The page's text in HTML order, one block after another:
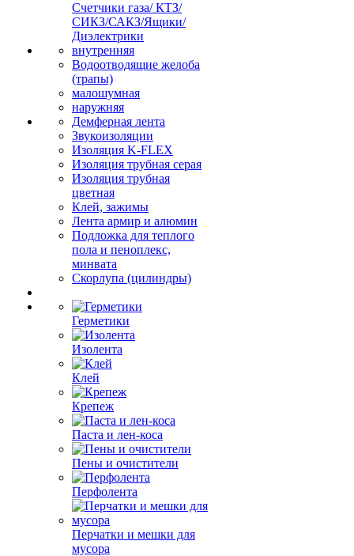
Счетчики газа/ КТЗ/
СИКЗ/САКЗ/Ящики/
Диэлектрики
внутренняя
Водоотводящие желоба
(трапы)
малошумная
наружняя
Демферная лента
Звукоизоляции
Изоляция K-FLEX
Изоляция трубная серая
Изоляция трубная
цветная
Клей, зажимы
Лента армир и алюмин
Подложка для теплого
пола и пеноплекс,
минвата
Скорлупа (цилиндры)
Герметики
Изолента
Клей
Крепеж
Паста и лен-коса
Пены и очистители
Перфолента
Перчатки и мешки для
мусора